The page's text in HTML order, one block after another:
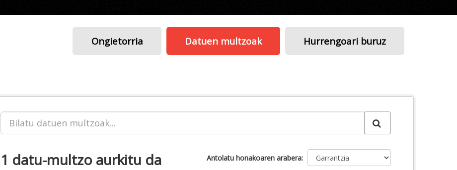
Ongietorria Datuen multzoak Hurrengoari buruz
Antolatu honakoaren arabera
1 datu-multzo aurkitu da